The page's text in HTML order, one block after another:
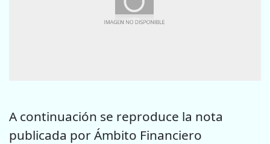
A continuación se reproduce la nota
publicada por Ámbito Financiero